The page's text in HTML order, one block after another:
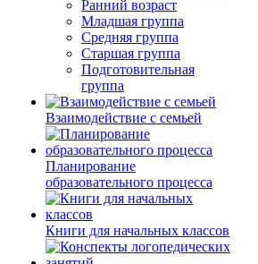
Ранний возраст
Младшая группа
Средняя группа
Старшая группа
Подготовительная
группа
Взаимодействие с семьей
Планирование
образовательного процесса
Книги для начальных классов